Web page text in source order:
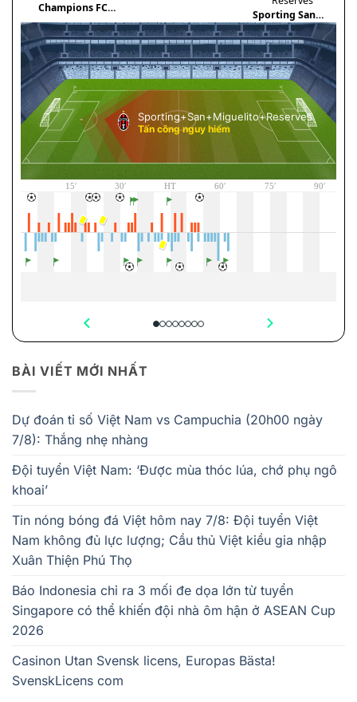
Champions FC
Academy
Sporting San
Miguelito Reserves
BÀI VIẾT MỚI NHẤT
Dự đoán tỉ số Việt Nam vs Campuchia (20h00 ngày
7/8): Thắng nhẹ nhàng
Đội tuyển Việt Nam: ‘Được mùa thóc lúa, chớ phụ ngô
khoai’
Tin nóng bóng đá Việt hôm nay 7/8: Đội tuyển Việt
Nam không đủ lực lượng; Cầu thủ Việt kiều gia nhập
Xuân Thiện Phú Thọ
Báo Indonesia chỉ ra 3 mối đe dọa lớn từ tuyển
Singapore có thể khiến đội nhà ôm hận ở ASEAN Cup
2026
Casinon Utan Svensk licens, Europas Bästa!
SvenskLicens com